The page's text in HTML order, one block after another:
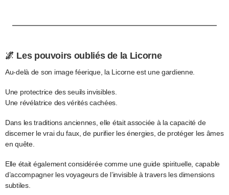
🌌 Les pouvoirs oubliés de la Licorne
Au-delà de son image féerique, la Licorne est une gardienne.
Une protectrice des seuils invisibles.
Une révélatrice des vérités cachées.
Dans les traditions anciennes, elle était associée à la capacité de
discerner le vrai du faux, de purifier les énergies, de protéger les âmes
en quête.
Elle était également considérée comme une guide spirituelle, capable
d’accompagner les voyageurs de l’invisible à travers les dimensions
subtiles.